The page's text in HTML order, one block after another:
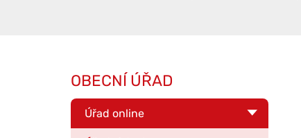
OBECNÍ ÚŘAD
Úřad online